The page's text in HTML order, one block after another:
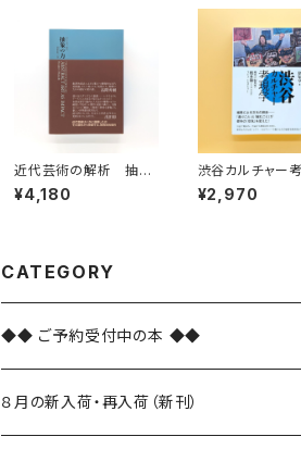
近代芸術の解析 抽象
の力
¥4,180
渋谷カルチャー
学 稀代の編集
本徹
¥2,970
CATEGORY
◆◆ ご予約受付中の本 ◆◆
８月の新入荷・再入荷（新刊）